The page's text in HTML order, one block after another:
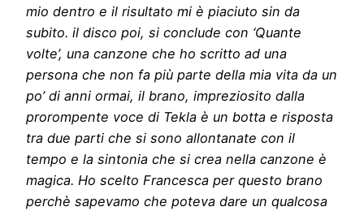
mio dentro e il risultato mi è piaciuto sin da
subito. il disco poi, si conclude con ‘Quante
volte’, una canzone che ho scritto ad una
persona che non fa più parte della mia vita da un
po’ di anni ormai, il brano, impreziosito dalla
prorompente voce di Tekla è un botta e risposta
tra due parti che si sono allontanate con il
tempo e la sintonia che si crea nella canzone è
magica. Ho scelto Francesca per questo brano
perchè sapevamo che poteva dare un qualcosa